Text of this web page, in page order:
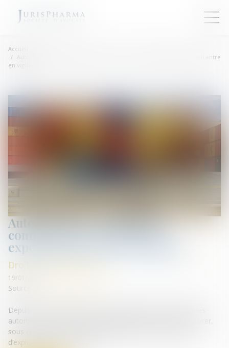
Accueil
Autorisation d’exploitation commerciale : un dispositif expérimental entre
en vigueur
Autorisation d’exploitation
commerciale : un dispositif
expérimental entre en vigueur
Droit de la distribution
19/01/2024
Source :
Depuis le 1er janvier, l’autorité compétente pour délivrer les
autorisations d’urbanisme peut également instruire et délivrer,
sous conditions et à titre expérimental, les autorisations
d’exploitation commerciale...